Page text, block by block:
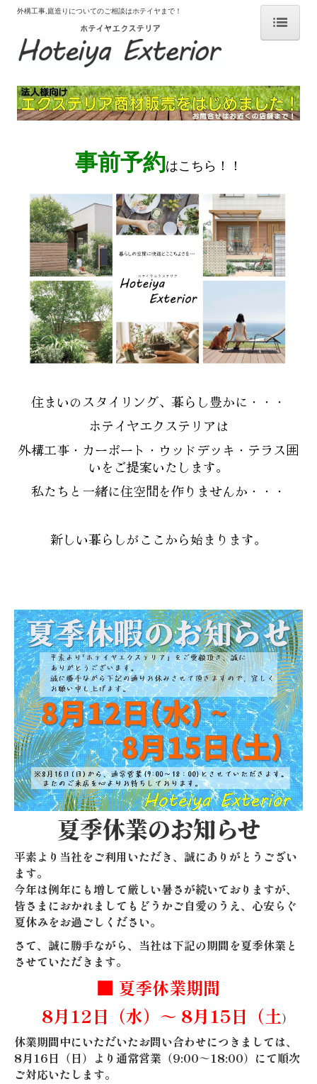
# ホーム
# 選ばれる理由
# はじめての外構工事
デッキ
テラス
テラス囲い ガーデンルーム
フェンス ブロック
車庫まわり カーゲート
門まわり 門柱・門扉
物置
外構工事事例
# ご依頼の流れ
車庫まわり
カーポートレギュラーR・F
カーポート（２台用）
カーポートR・Fワイド
カーポート（３台用）
庭まわり
ウッドデッキ
デッキDS
デッキ（樹ら楽ステージ・リウッドデッキS）
テラス屋根
テラス囲い （サニージュ）
ガーデンルーム ページ
ガーデンルームGF
門まわり・車庫まわり・フェンス
門扉
フェンス
機能門柱
外構工事,庭造りについてのご相談はホテイヤまで！
事前予約はこちら！！
住まいのスタイリング、暮らし豊かに・・・
ホテイヤエクステリアは
外構工事・カーポート・ウッドデッキ・テラス囲
いをご提案いたします。
私たちと一緒に住空間を作りませんか・・・
新しい暮らしがここから始まります。
夏季休業のお知らせ
平素より当社をご利用いただき、誠にありがとうござい
ます。
今年は例年にも増して厳しい暑さが続いておりますが、
皆さまにおかれましてもどうかご自愛のうえ、心安らぐ
夏休みをお過ごしください。
さて、誠に勝手ながら、当社は下記の期間を夏季休業と
させていただきます。
■ 夏季休業期間
8月12日（水）～ 8月15日（土）
休業期間中にいただいたお問い合わせにつきましては、
8月16日（日）より通常営業（9:00～18:00） にて順次
ご対応いたします。